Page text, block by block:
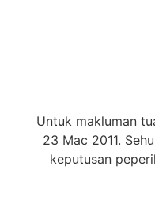
Untuk makluman
23 Mac 2011.
keputusan